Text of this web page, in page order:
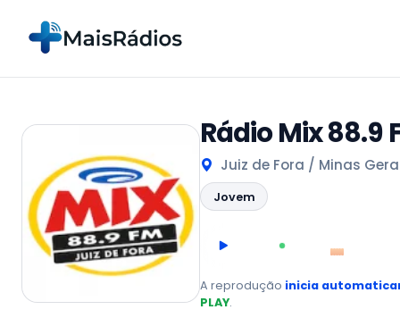
Rádio Mix 88.9
Juiz de Fora / Minas
Jovem
AO VIVO
A reprodução inicia
PLAY.